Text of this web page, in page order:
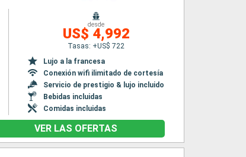
desde
US$ 4,992
Tasas: +US$ 722
Lujo a la francesa
Conexión wifi ilimitado de cortesía
Servicio de prestigio & lujo incluido
Bebidas incluidas
Comidas incluidas
VER LAS OFERTAS